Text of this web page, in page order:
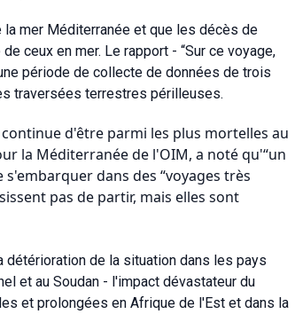
mer Méditerranée et que les décès de
ceux en mer. Le rapport - “Sur ce voyage,
période de collecte de données de trois
traversées terrestres périlleuses.
d'être parmi les plus mortelles au
la Méditerranée de l'OIM, a noté qu'“un
dans des “voyages très
pas de partir, mais elles sont
de la situation dans les pays
et au Soudan - l'impact dévastateur du
et prolongées en Afrique de l'Est et dans la